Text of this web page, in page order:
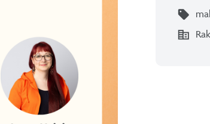
sell
corporate_fare